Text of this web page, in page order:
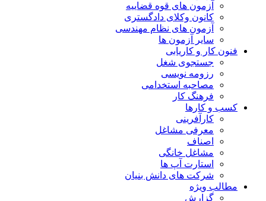
آزمون های قوه قضاییه
کانون وکلای دادگستری
آزمون های نظام مهندسی
سایر آزمون ها
فنون کار و کاریابی
جستجوی شغل
رزومه نویسی
مصاحبه استخدامی
فرهنگ کار
کسب و کارها
کارآفرینی
معرفی مشاغل
اصناف
مشاغل خانگی
استارت آپ ها
شرکت های دانش بنیان
مطالب ویژه
گزارش